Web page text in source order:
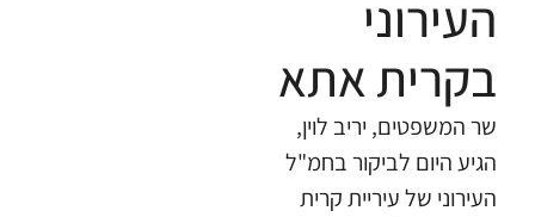
העירוני
בקרית אתא
​שר המשפטים, יריב לוין,
הגיע היום לביקור בחמ"ל
העירוני של עיריית קרית